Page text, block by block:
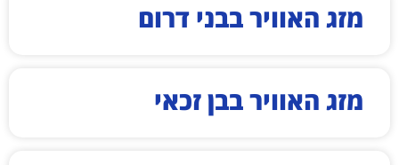
מזג האוויר בבני דרום
מזג האוויר בבן זכאי